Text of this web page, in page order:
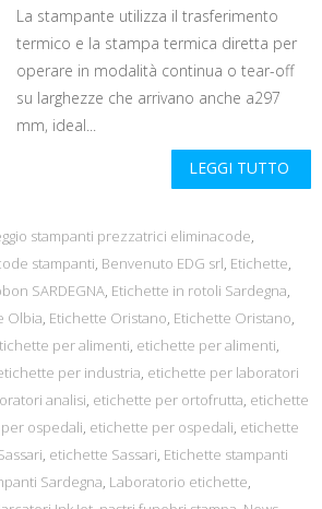
La stampante utilizza il trasferimento
termico e la stampa termica diretta per
operare in modalità continua o tear-off
su larghezze che arrivano anche a297
mm, ideal...
LEGGI TUTTO
stampanti prezzatrici eliminacode,
stampanti, Benvenuto EDG srl, Etichette,
SARDEGNA, Etichette in rotoli Sardegna,
Olbia, Etichette Oristano, Etichette Oristano,
per alimenti, etichette per alimenti,
per industria, etichette per laboratori
analisi, etichette per ortofrutta, etichette
ospedali, etichette per ospedali, etichette
, etichette Sassari, Etichette stampanti
Sardegna, Laboratorio etichette,